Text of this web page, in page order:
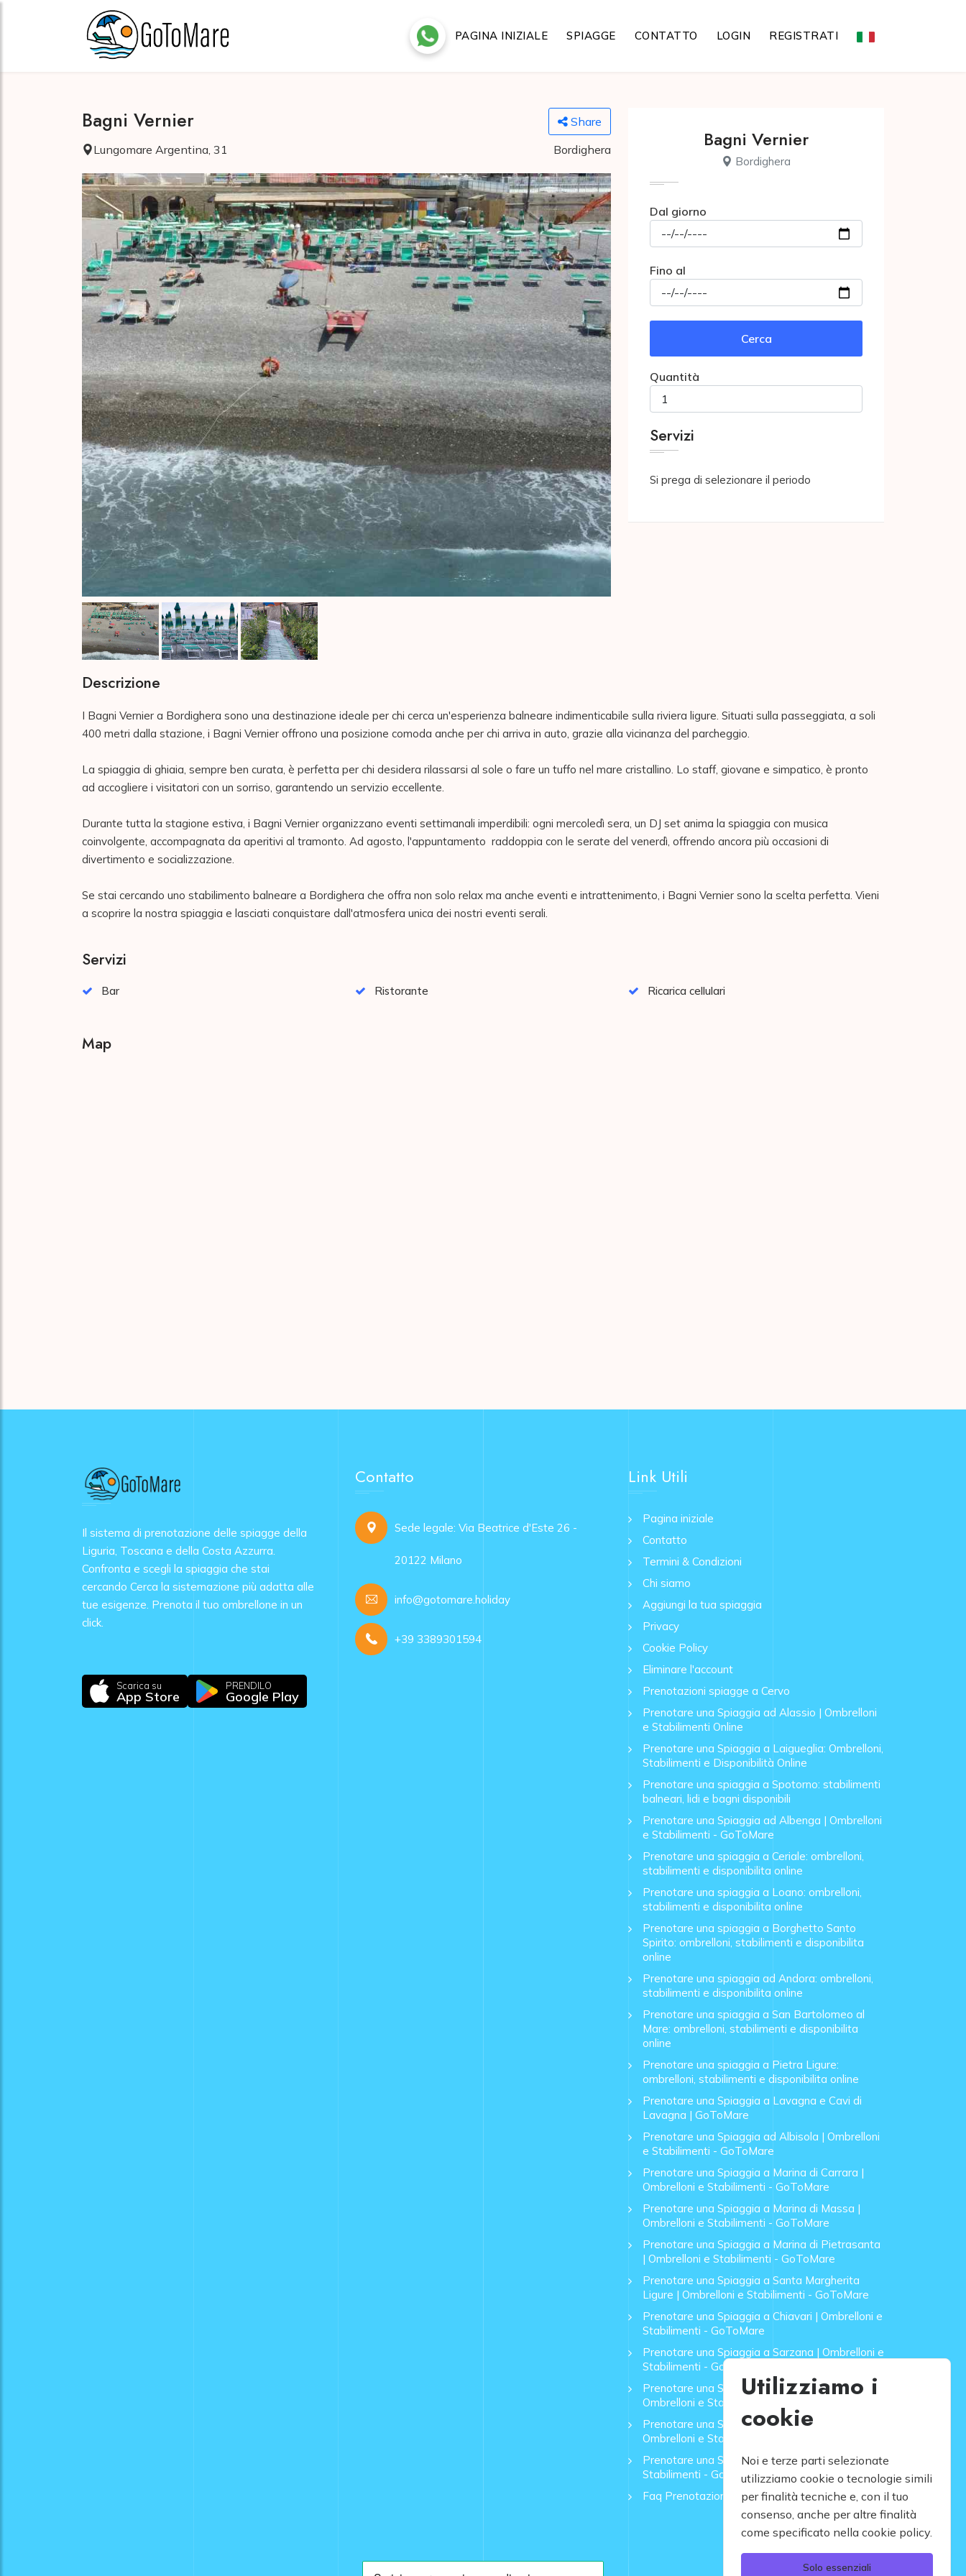
PAGINA INIZIALE SPIAGGE CONTATTO LOGIN REGISTRATI
Bagni Vernier
Share
Lungomare Argentina, 31
Bordighera Bagni Vernier
Bordighera
Dal giorno
Fino al
Cerca
Quantità
Servizi
Si prega di selezionare il periodo
Descrizione
I Bagni Vernier a Bordighera sono una destinazione ideale per chi cerca un'esperienza balneare indimenticabile sulla riviera ligure. Situati sulla passeggiata, a soli
400 metri dalla stazione, i Bagni Vernier offrono una posizione comoda anche per chi arriva in auto, grazie alla vicinanza del parcheggio.
La spiaggia di ghiaia, sempre ben curata, è perfetta per chi desidera rilassarsi al sole o fare un tuffo nel mare cristallino. Lo staff, giovane e simpatico, è pronto
ad accogliere i visitatori con un sorriso, garantendo un servizio eccellente.
Durante tutta la stagione estiva, i Bagni Vernier organizzano eventi settimanali imperdibili: ogni mercoledì sera, un DJ set anima la spiaggia con musica
coinvolgente, accompagnata da aperitivi al tramonto. Ad agosto, l'appuntamento  raddoppia con le serate del venerdì, offrendo ancora più occasioni di
divertimento e socializzazione.
Se stai cercando uno stabilimento balneare a Bordighera che offra non solo relax ma anche eventi e intrattenimento, i Bagni Vernier sono la scelta perfetta. Vieni
a scoprire la nostra spiaggia e lasciati conquistare dall'atmosfera unica dei nostri eventi serali.
Servizi
Bar Ristorante Ricarica cellulari
Map
Il sistema di prenotazione delle spiagge della
Liguria, Toscana e della Costa Azzurra.
Confronta e scegli la spiaggia che stai
cercando Cerca la sistemazione più adatta alle
tue esigenze. Prenota il tuo ombrellone in un
click.
Scarica su
App Store
PRENDILO
Google Play
Contatto
Sede legale: Via Beatrice d'Este 26 -
20122 Milano
info@gotomare.holiday
+39 3389301594
Link Utili
Pagina iniziale
Contatto
Termini & Condizioni
Chi siamo
Aggiungi la tua spiaggia
Privacy
Cookie Policy
Eliminare l'account
Prenotazioni spiagge a Cervo
Prenotare una Spiaggia ad Alassio | Ombrelloni
e Stabilimenti Online
Prenotare una Spiaggia a Laigueglia: Ombrelloni,
Stabilimenti e Disponibilità Online
Prenotare una spiaggia a Spotorno: stabilimenti
balneari, lidi e bagni disponibili
Prenotare una Spiaggia ad Albenga | Ombrelloni
e Stabilimenti - GoToMare
Prenotare una spiaggia a Ceriale: ombrelloni,
stabilimenti e disponibilita online
Prenotare una spiaggia a Loano: ombrelloni,
stabilimenti e disponibilita online
Prenotare una spiaggia a Borghetto Santo
Spirito: ombrelloni, stabilimenti e disponibilita
online
Prenotare una spiaggia ad Andora: ombrelloni,
stabilimenti e disponibilita online
Prenotare una spiaggia a San Bartolomeo al
Mare: ombrelloni, stabilimenti e disponibilita
online
Prenotare una spiaggia a Pietra Ligure:
ombrelloni, stabilimenti e disponibilita online
Prenotare una Spiaggia a Lavagna e Cavi di
Lavagna | GoToMare
Prenotare una Spiaggia ad Albisola | Ombrelloni
e Stabilimenti - GoToMare
Prenotare una Spiaggia a Marina di Carrara |
Ombrelloni e Stabilimenti - GoToMare
Prenotare una Spiaggia a Marina di Massa |
Ombrelloni e Stabilimenti - GoToMare
Prenotare una Spiaggia a Marina di Pietrasanta
| Ombrelloni e Stabilimenti - GoToMare
Prenotare una Spiaggia a Santa Margherita
Ligure | Ombrelloni e Stabilimenti - GoToMare
Prenotare una Spiaggia a Chiavari | Ombrelloni e
Stabilimenti - GoToMare
Prenotare una Spiaggia a Sarzana | Ombrelloni e
Stabilimenti - GoToMare
Prenotare una Spiaggia a Forte dei Marmi |
Ombrelloni e Stabilimenti - GoToMare
Prenotare una Spiaggia a Lido di Camaiore |
Ombrelloni e Stabilimenti - GoToMare
Prenotare una Spiaggia a Rapallo | Ombrelloni e
Stabilimenti - GoToMare
Faq Prenotazione Spiagge
Utilizziamo i
cookie
Noi e terze parti selezionate
utilizziamo cookie o tecnologie simili
per finalità tecniche e, con il tuo
consenso, anche per altre finalità
come specificato nella cookie policy.
Solo essenziali